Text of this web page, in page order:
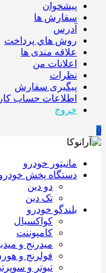
پیشخوان
سفارش ها
آدرس
روش هاي پرداخت
علاقه مندی ها
اعلانات من
نظرات
پیگیری سفارش
اطلاعات حساب
خروج
0
مانیتور خودرو
دستگاه پخش
دو دین
تک دین
بلندگو خودرو
کواکسیال
کامپوننت
میدرنج و
فولرنج و
تیوتر و